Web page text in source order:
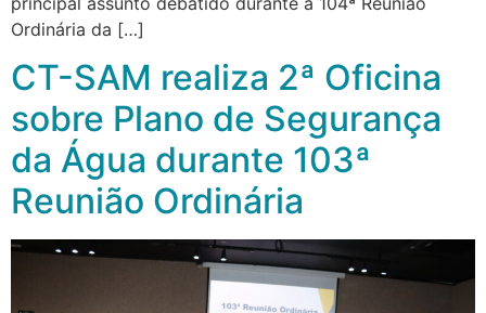
Ordinária da […]
CT-SAM realiza 2ª Oficina
sobre Plano de Segurança
da Água durante 103ª
Reunião Ordinária